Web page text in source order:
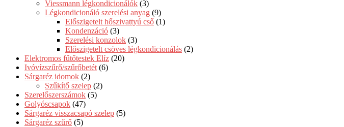
Viessmann légkondicionálók (3)
Légkondicionáló szerelési anyag (9)
Előszigetelt hőszivattyú cső (1)
Kondenzáció (3)
Szerelési konzolok (3)
Előszigetelt csöves légkondicionálás (2)
Elektromos fűtőtestek Elíz (20)
Ivóvízszűrő/szűrőbetét (6)
Sárgaréz idomok (2)
Szűkítő szelep (2)
Szerelőszerszámok (5)
Golyóscsapok (47)
Sárgaréz visszacsapó szelep (5)
Sárgaréz szűrő (5)